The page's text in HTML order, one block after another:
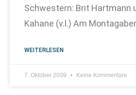
Schwestern: Brit Hartmann
Kahane (v.l.) Am
WEITERLESEN
7. Oktober 2009 Keine Kommentare